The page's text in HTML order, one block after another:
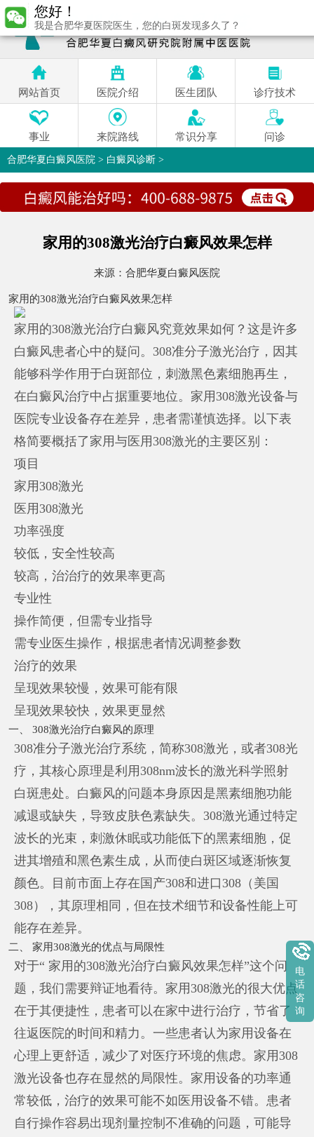
网站首页 医院介绍 医生团队 诊疗技术
事业 来院路线 常识分享 问诊
合肥华夏白癜风医院 > 白癜风诊断 >
家用的308激光治疗白癜风效果怎样
来源： 合肥华夏白癜风医院
家用的308激光治疗白癜风效果怎样
家用的308激光治疗白癜风究竟效果如何？这是许多
白癜风患者心中的疑问。308准分子激光治疗，因其
能够科学作用于白斑部位，刺激黑色素细胞再生，
在白癜风治疗中占据重要地位。家用308激光设备与
医院专业设备存在差异，患者需谨慎选择。以下表
格简要概括了家用与医用308激光的主要区别：
项目
家用308激光
医用308激光
功率强度
较低，安全性较高
较高，治治疗的效果率更高
专业性
操作简便，但需专业指导
需专业医生操作，根据患者情况调整参数
治疗的效果
呈现效果较慢，效果可能有限
呈现效果较快，效果更显然
一、 308激光治疗白癜风的原理
308准分子激光治疗系统，简称308激光，或者308光
疗，其核心原理是利用308nm波长的激光科学照射
白斑患处。白癜风的问题本身原因是黑素细胞功能
减退或缺失，导致皮肤色素缺失。308激光通过特定
波长的光束，刺激休眠或功能低下的黑素细胞，促
进其增殖和黑色素生成，从而使白斑区域逐渐恢复
颜色。目前市面上存在国产308和进口308（美国
308），其原理相同，但在技术细节和设备性能上可
能存在差异。
二、 家用308激光的优点与局限性
对于“ 家用的308激光治疗白癜风效果怎样”这个问
题，我们需要辩证地看待。家用308激光的很大优点
在于其便捷性，患者可以在家中进行治疗，节省了
往返医院的时间和精力。一些患者认为家用设备在
心理上更舒适，减少了对医疗环境的焦虑。家用308
激光设备也存在显然的局限性。家用设备的功率通
常较低，治疗的效果可能不如医用设备不错。患者
自行操作容易出现剂量控制不准确的问题，可能导
电
话
咨
询
您好！
我是合肥华夏医院医生，您的白斑发现多久了？